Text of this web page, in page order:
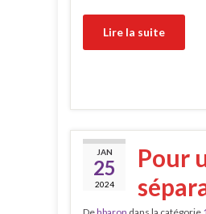
Lire la suite
JAN
25
2024
Pour